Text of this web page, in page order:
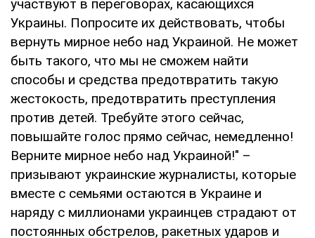
участвуют в переговорах, касающихся
Украины. Попросите их действовать, чтобы
вернуть мирное небо над Украиной. Не может
быть такого, что мы не сможем найти
способы и средства предотвратить такую
жестокость, предотвратить преступления
против детей. Требуйте этого сейчас,
повышайте голос прямо сейчас, немедленно!
Верните мирное небо над Украиной!" –
призывают украинские журналисты, которые
вместе с семьями остаются в Украине и
наряду с миллионами украинцев страдают от
постоянных обстрелов, ракетных ударов и